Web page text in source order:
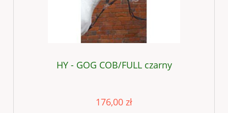
HY - GOG COB/FULL czarny
176,00 zł